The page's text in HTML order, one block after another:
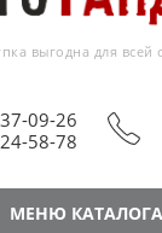
09-26
58-78
выгодна для всей
МЕНЮ КАТАЛОГА